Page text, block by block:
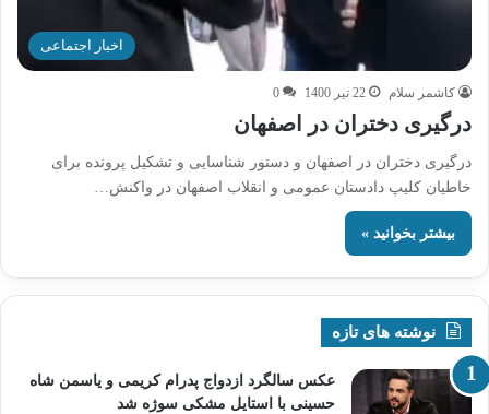
اخبار اجتماعی
کاشمر سلام 22 تیر 1400 0
درگیری دختران در اصفهان
درگیری دختران در اصفهان و دستور شناسایی و تشکیل پرونده برای
خاطیان کلیپ دادستان عمومی و انقلاب اصفهان در واکنش…
بیشتر بخوانید »
نوشته های تازه
عکس سالگرد ازدواج پدرام کریمی و یاسمن شاه‌
حسینی با استایل مشکی سوژه شد